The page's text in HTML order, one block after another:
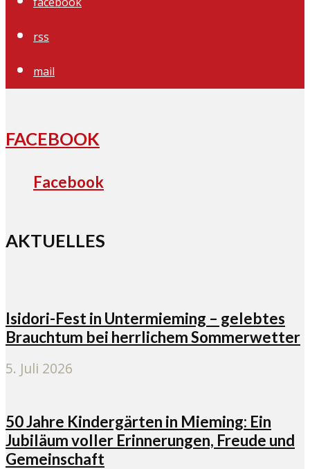
rss
mail
FACEBOOK
Facebook
AKTUELLES
Isidori-Fest in Untermieming – gelebtes
Brauchtum bei herrlichem Sommerwetter
5. Juli 2026
50 Jahre Kindergärten in Mieming: Ein
Jubiläum voller Erinnerungen, Freude und
Gemeinschaft